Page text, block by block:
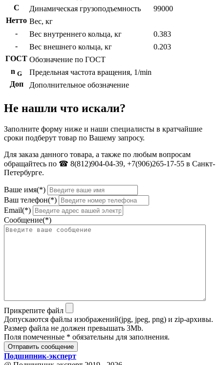
C
Динамическая грузоподъемность
99000
Нетто Вес, кг
-
Вес внутреннего кольца, кг
0.383
-
Вес внешнего кольца, кг
0.203
ГОСТ Обозначение по ГОСТ
n G
Предельная частота вращения, 1/min
Доп
Дополнительное обозначение
Не нашли что искали?
Заполните форму ниже и наши специалисты в кратчайшие
сроки подберут товар по Вашему запросу.
Для заказа данного товара, а также по любым вопросам
обращайтесь по ☎ 8(812)904-04-39, +7(906)265-17-55 в Санкт-
Петербурге.
Ваше имя(*)
Ваш телефон(*)
Email(*)
Сообщение(*)
Прикрепите файл
Допускаются файлы изображений(jpg, jpeg, png) и zip-архивы.
Размер файла не должен превышать 3Mb.
Поля помеченные * обязательны для заполнения.
Отправить сообщение
Подшипник-эксперт